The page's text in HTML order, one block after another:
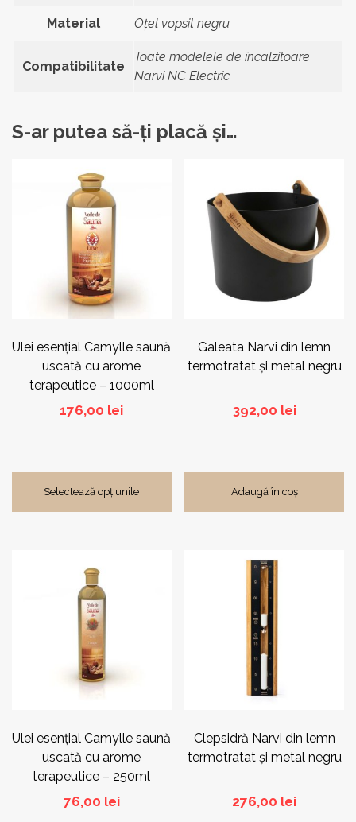
Material Oțel vopsit negru
Compatibilitate
Toate modelele de încalzitoare
Narvi NC Electric
S-ar putea să-ți placă și…
Ulei esențial Camylle saună
uscată cu arome
terapeutice – 1000ml
176,00 lei
Selectează opțiunile
pagina
produsului.
Galeata Narvi din lemn
termotratat și metal negru
392,00 lei
Adaugă în coș
Ulei esențial Camylle saună
uscată cu arome
terapeutice – 250ml
76,00 lei
pagina
produsului.
Clepsidră Narvi din lemn
termotratat și metal negru
276,00 lei